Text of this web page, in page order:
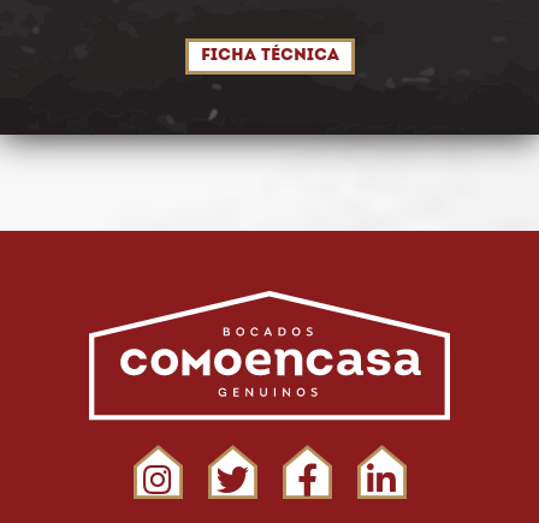
Ficha técnica